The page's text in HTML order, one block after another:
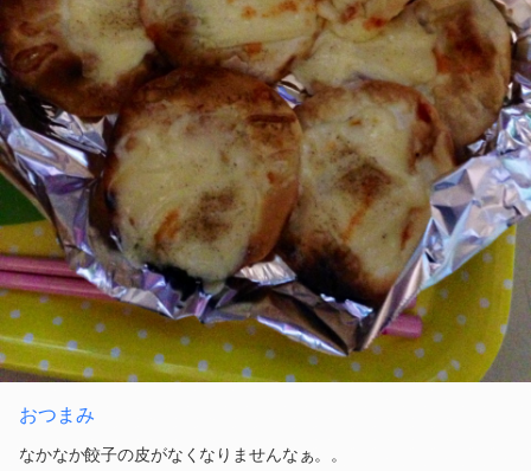
おつまみ
なかなか餃子の皮がなくなりませんなぁ。。